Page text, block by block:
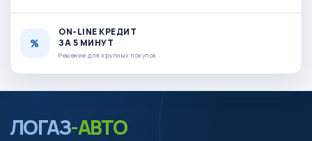
ON-LINE КРЕДИТ
ЗА 5 МИНУТ
Решение для крупных покупок
ЛОГАЗ-АВТО